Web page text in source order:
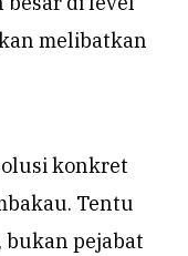
melibatkan
konkret
Tentu
bukan pejabat